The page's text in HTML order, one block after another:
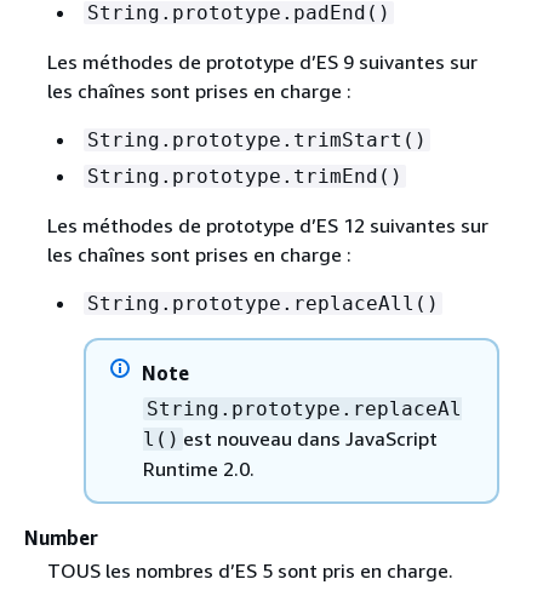
String.prototype.padEnd()
Les méthodes de prototype d’ES 9 suivantes sur
les chaînes sont prises en charge :
String.prototype.trimStart()
String.prototype.trimEnd()
Les méthodes de prototype d’ES 12 suivantes sur
les chaînes sont prises en charge :
String.prototype.replaceAll()
Note
String.prototype.replaceAl
l() est nouveau dans JavaScript
Runtime 2.0.
Number
TOUS les nombres d’ES 5 sont pris en charge.